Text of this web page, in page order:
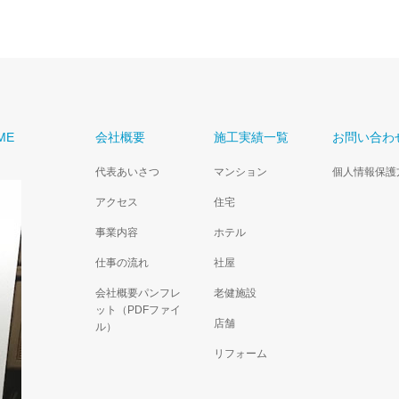
会社概要
代表あいさつ
アクセス
事業内容
仕事の流れ
会社概要パンフレ
ット（PDFファイ
ル）
施工実績一覧
マンション
住宅
ホテル
社屋
老健施設
店舗
リフォーム
お問い合わ
個人情報保護